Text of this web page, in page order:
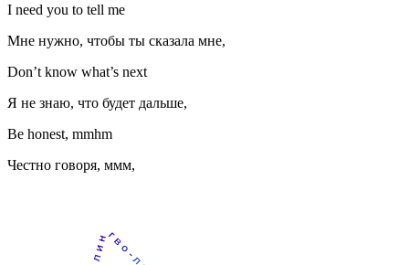
I need you to tell me
Мне нужно, чтобы ты сказала мне,
Don’t know what’s next
Я не знаю, что будет дальше,
Be honest, mmhm
Честно говоря, ммм,